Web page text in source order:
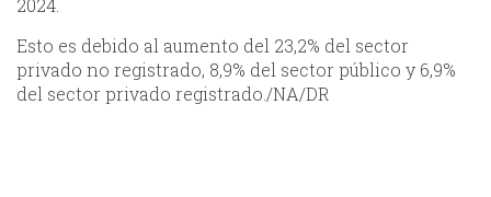
2024.
Esto es debido al aumento del 23,2% del sector
privado no registrado, 8,9% del sector público y 6,9%
del sector privado registrado./NA/DR